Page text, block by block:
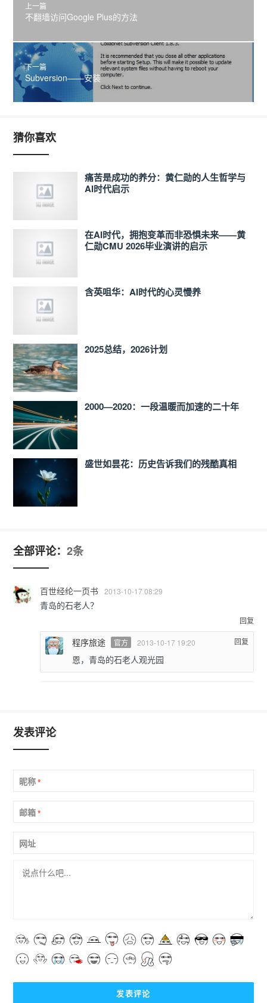
上一篇
不翻墙访问Google Plus的方法
下一篇
Subversion——安装
猜你喜欢
痛苦是成功的养分：黄仁勋的人生哲学与
AI时代启示
在AI时代，拥抱变革而非恐惧未来——黄
仁勋CMU 2026毕业演讲的启示
含英咀华：AI时代的心灵慢养
2025总结，2026计划
2000—2020：一段温暖而加速的二十年
盛世如昙花：历史告诉我们的残酷真相
全部评论： 2条
百世经纶一页书 2013-10-17 08:29
青岛的石老人？
回复
程序旅途 官方 2013-10-17 19:20
恩，青岛的石老人观光园
回复
发表评论
昵称*
邮箱*
网址